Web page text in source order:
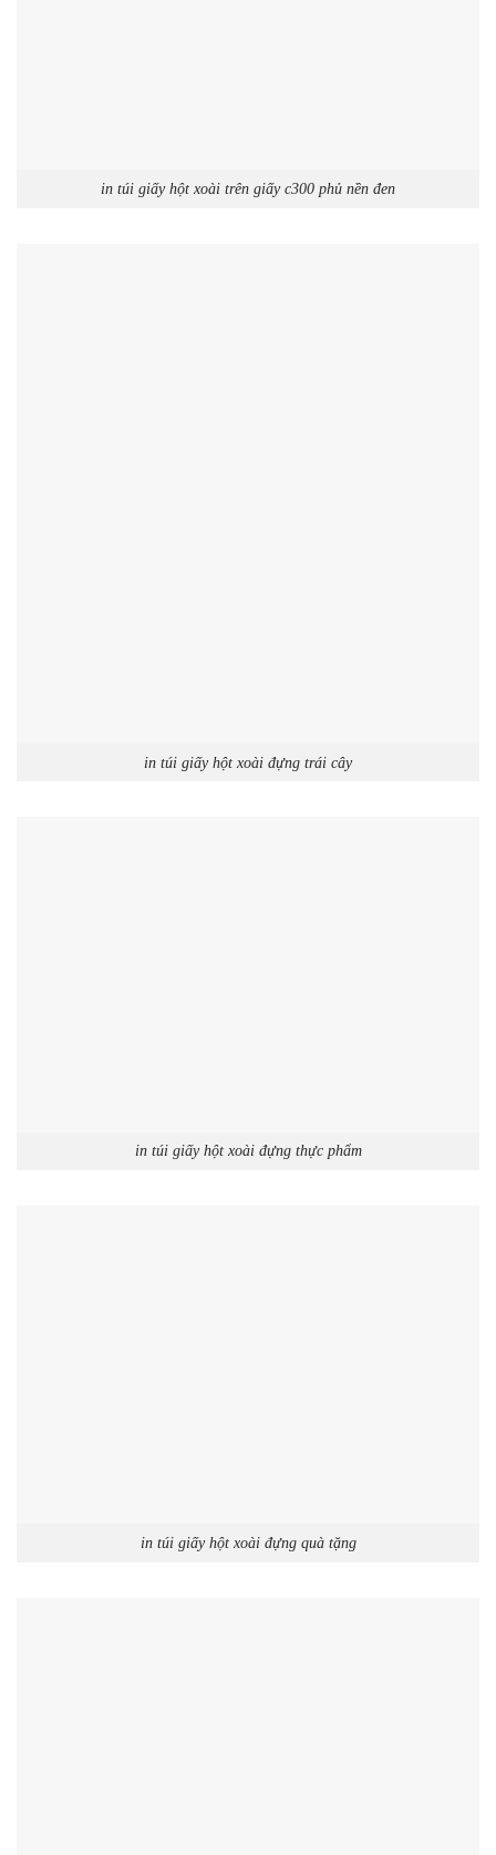
in túi giấy hột xoài trên giấy c300 phủ nền đen
in túi giấy hột xoài đựng trái cây
in túi giấy hột xoài đựng thực phẩm
in túi giấy hột xoài đựng quà tặng